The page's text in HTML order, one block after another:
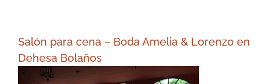
Salón para cena – Boda Amelia & Lorenzo en
Dehesa Bolaños